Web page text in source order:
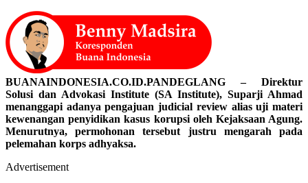
BUANAINDONESIA.CO.ID.PANDEGLANG – Direktur
Solusi dan Advokasi Institute (SA Institute), Suparji Ahmad
menanggapi adanya pengajuan judicial review alias uji materi
kewenangan penyidikan kasus korupsi oleh Kejaksaan Agung.
Menurutnya, permohonan tersebut justru mengarah pada
pelemahan korps adhyaksa.
Advertisement